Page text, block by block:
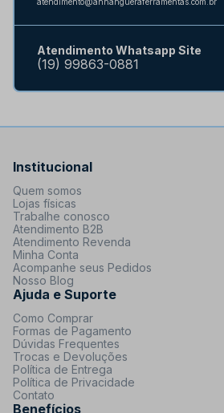
Atendimento Whatsapp Site
(19) 99863-0881
Institucional
Quem somos
Lojas físicas
Trabalhe conosco
Atendimento B2B
Atendimento Revenda
Minha Conta
Acompanhe seus Pedidos
Nosso Blog
Ajuda e Suporte
Como Comprar
Formas de Pagamento
Dúvidas Frequentes
Trocas e Devoluções
Política de Entrega
Política de Privacidade
Contato
Benefícios